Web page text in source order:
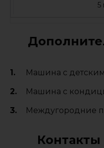
5
Машина с
Машина с
Междугородние
Контакты